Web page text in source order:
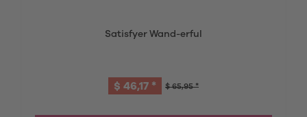
Satisfyer Wand-erful
$ 65,95 *
$ 46,17 *